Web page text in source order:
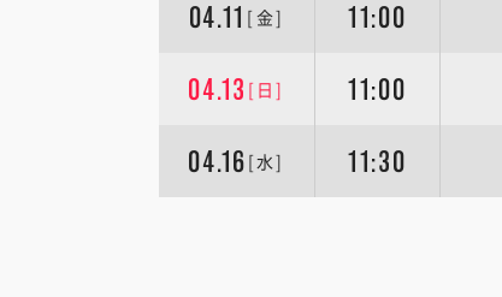
04.11 [金] 11:00
04.13 [日] 11:00
04.16 [水] 11:30